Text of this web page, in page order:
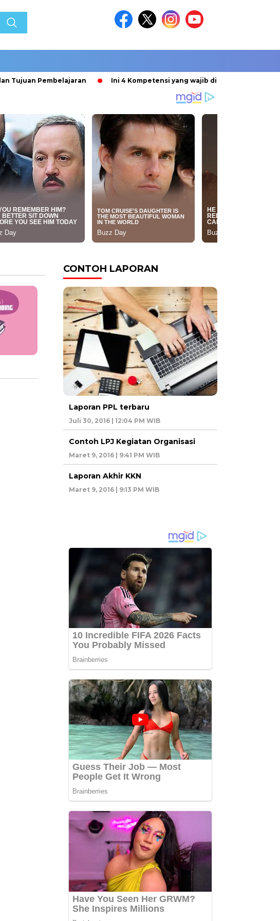
Pembelajaran Ini 4 Kompetensi yang wajib dikuasai Guru
CONTOH LAPORAN
Laporan PPL terbaru
Juli 30, 2016 | 12:04 PM WIB
Contoh LPJ Kegiatan Organisasi
Maret 9, 2016 | 9:41 PM WIB
Laporan Akhir KKN
Maret 9, 2016 | 9:13 PM WIB